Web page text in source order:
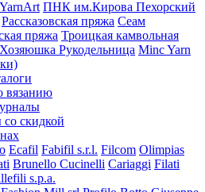
YarnArt ПНК им.Кирова Пехорский
Рассказовская пряжа Сеам
пряжа Троицкая камвольная
Хозяюшка Рукодельница Minc Yarn
вязанию
скидкой
Ecafil Fabifil s.r.l. Filcom Olimpias
Brunello Cucinelli Cariaggi Filati
s.p.a.